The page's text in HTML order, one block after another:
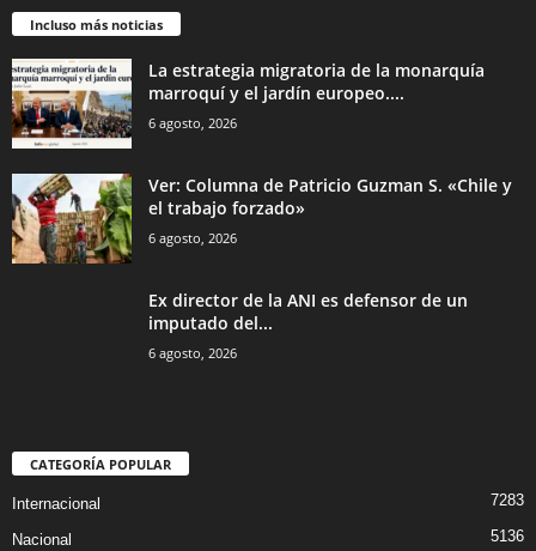
Incluso más noticias
La estrategia migratoria de la monarquía
marroquí y el jardín europeo....
6 agosto, 2026
Ver: Columna de Patricio Guzman S. «Chile y
el trabajo forzado»
6 agosto, 2026
Ex director de la ANI es defensor de un
imputado del...
6 agosto, 2026
CATEGORÍA POPULAR
Internacional 7283
Nacional 5136